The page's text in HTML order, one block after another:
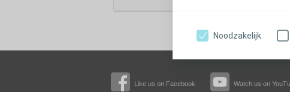
Noodzakelijk
Like us on Facebook Watch us on